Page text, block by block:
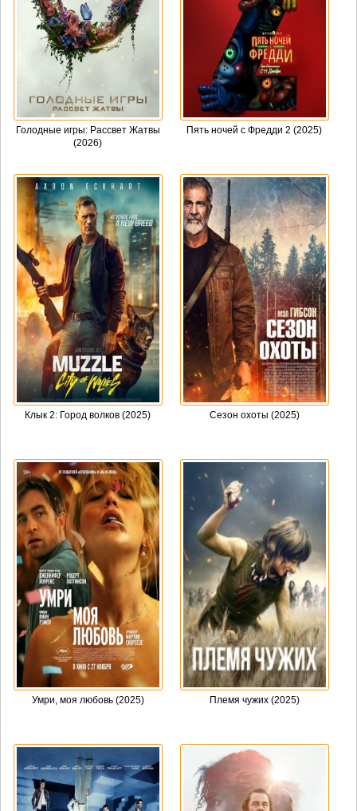
Голодные игры: Рассвет Жатвы
(2026)
Пять ночей с Фредди 2 (2025)
Клык 2: Город волков (2025) Сезон охоты (2025)
Умри, моя любовь (2025) Племя чужих (2025)